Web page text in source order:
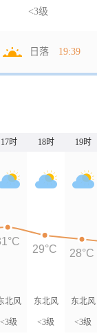
<3级
日落 19:39
17时 18时 19时
北风
<3级
东北风
<3级
东北风
<3级
29°C 28°C